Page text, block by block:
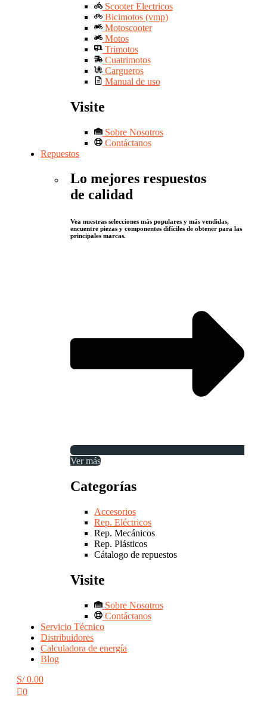
Scooter Electricos
Bicimotos (vmp)
Motoscooter
Motos
Trimotos
Cuatrimotos
Cargueros
Manual de uso
Visite
Sobre Nosotros
Contáctanos
Repuestos
Lo mejores respuestos
de calidad
Vea nuestras selecciones más populares y más vendidas,
encuentre piezas y componentes difíciles de obtener para las
principales marcas.
Ver más
Categorías
Accesorios
Rep. Eléctricos
Rep. Mecánicos
Rep. Plásticos
Cátalogo de repuestos
Visite
Sobre Nosotros
Contáctanos
Servicio Técnico
Distribuidores
Calculadora de energía
Blog
S/0.00
0